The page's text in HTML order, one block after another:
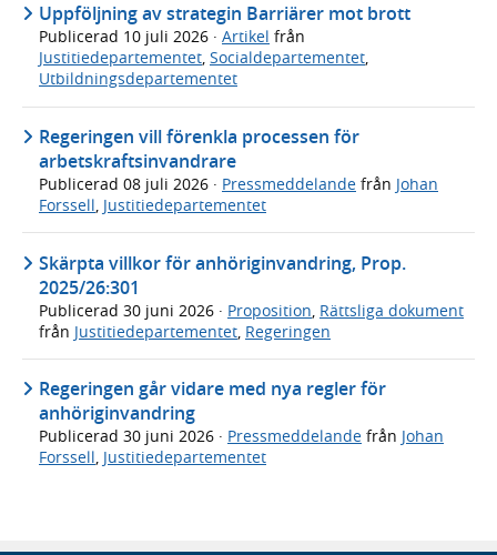
Uppföljning av strategin Barriärer mot brott
Publicerad 10 juli 2026 · Artikel från
Justitiedepartementet, Socialdepartementet,
Utbildningsdepartementet
Regeringen vill förenkla processen för
arbetskraftsinvandrare
Publicerad 08 juli 2026 · Pressmeddelande från Johan
Forssell, Justitiedepartementet
Skärpta villkor för anhöriginvandring, Prop.
2025/26:301
Publicerad 30 juni 2026 · Proposition Rättsliga dokument
från Justitiedepartementet Regeringen
Regeringen går vidare med nya regler för
anhöriginvandring
Publicerad 30 juni 2026 · Pressmeddelande från Johan
Forssell, Justitiedepartementet